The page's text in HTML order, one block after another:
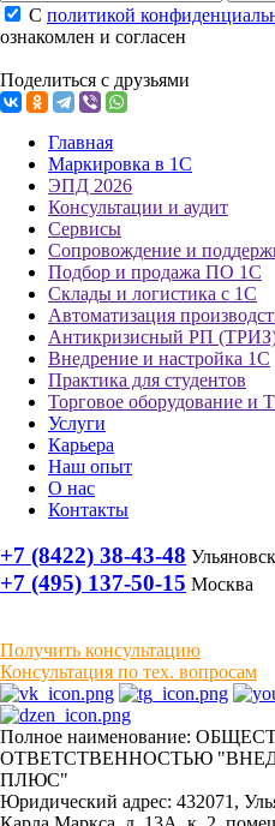
С политикой
ознакомлен и согласен
Поделиться с друзьями
Главная
Маркировка в 1С
ЭПД 2026
Консультации и аудит
Сервисы
Сопровождение и
Подбор и продажа ПО 1С
Склады и логистика с 1С
Автоматизация
Антикризисный РП
Внедрение и настройка 1С
Практика для студентов
Торговое оборудование и
Услуги
Карьера
Наш опыт
О нас
Контакты
+7 (8422) 38-43-48 Ульяновск
+7 (495) 137-50-15 Москва
Получить консультацию
Консультация по тех. вопросам
Полное наименование:
ОТВЕТСТВЕННОСТЬЮ
ПЛЮС"
Юридический адрес: 432071,